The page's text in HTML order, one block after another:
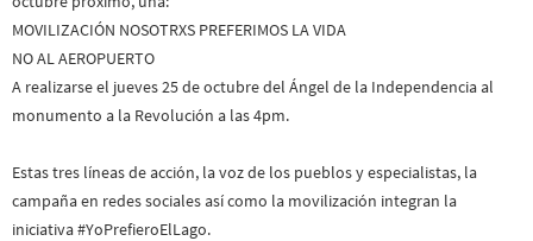
MOVILIZACIÓN NOSOTRXS PREFERIMOS LA VIDA
NO AL AEROPUERTO
A realizarse el jueves 25 de octubre del Ángel de la Independencia al
monumento a la Revolución a las 4pm.
Estas tres líneas de acción, la voz de los pueblos y especialistas, la
campaña en redes sociales así como la movilización integran la
iniciativa #YoPrefieroElLago.